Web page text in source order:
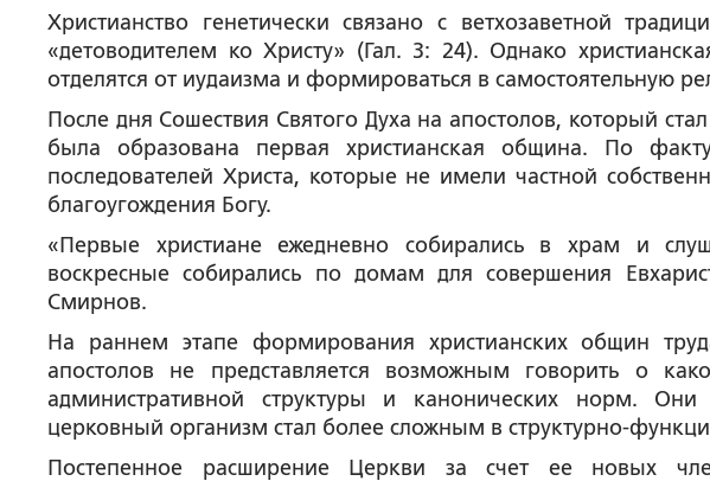
Христианство генетически связано с ветхозаветной
«детоводителем ко Христу» (Гал. 3: 24). Однако
отделятся от иудаизма и формироваться в самостоятельную
После дня Сошествия Святого Духа на апостолов, который
была образована первая христианская община. По
последователей Христа, которые не имели частной
благоугождения Богу.
«Первые христиане ежедневно собирались в храм и
воскресные собирались по домам для совершения
Смирнов.
На раннем этапе формирования христианских общин
апостолов не представляется возможным говорить о
административной структуры и канонических норм. Они
церковный организм стал более сложным в структурно-
Постепенное расширение Церкви за счет ее новых